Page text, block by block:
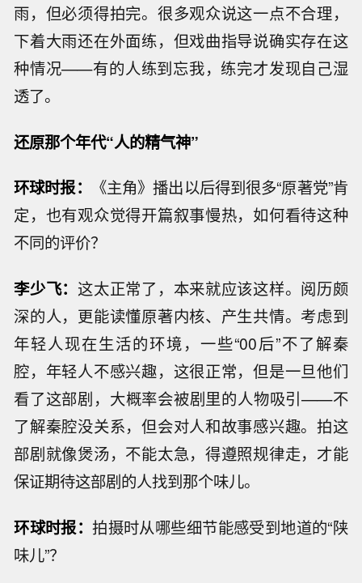
雨，但必须得拍完。很多观众说这一点不合理，
下着大雨还在外面练，但戏曲指导说确实存在这
种情况——有的人练到忘我，练完才发现自己湿
透了。
还原那个年代“人的精气神”
环球时报：
《主角》播出以后得到很多“原著党”肯
定，也有观众觉得开篇叙事慢热，如何看待这种
不同的评价？
李少飞： 这太正常了，本来就应该这样。阅历颇
深的人，更能读懂原著内核、产生共情。考虑到
年轻人现在生活的环境，一些“00后”不了解秦
腔，年轻人不感兴趣，这很正常，但是一旦他们
看了这部剧，大概率会被剧里的人物吸引——不
了解秦腔没关系，但会对人和故事感兴趣。拍这
部剧就像煲汤，不能太急，得遵照规律走，才能
保证期待这部剧的人找到那个味儿。
环球时报：拍摄时从哪些细节能感受到地道的“陕
味儿”？